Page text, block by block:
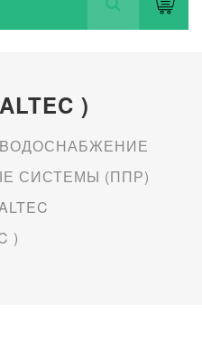
)
BОДОСНАБЖЕНИЕ
СИСТЕМЫ (ППР)
)